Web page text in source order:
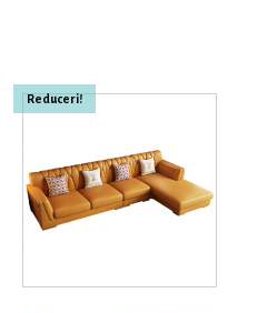
Reduceri!